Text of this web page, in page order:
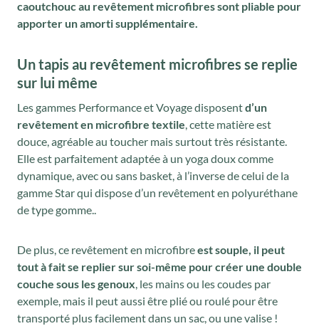
caoutchouc au revêtement microfibres sont pliable pour
apporter un amorti supplémentaire.
Un tapis au revêtement microfibres se replie
sur lui même
Les gammes Performance et Voyage disposentd’un
revêtement en microfibre textile, cette matière est
douce, agréable au toucher mais surtout très résistante.
Elle est parfaitement adaptée à un yoga doux comme
dynamique, avec ou sans basket, à l’inverse de celui de la
gamme Star qui dispose d’un revêtement en polyuréthane
de type gomme..
De plus, ce revêtement en microfibreest souple, il peut
tout à fait se replier sur soi-même pour créer une double
couche sous les genoux, les mains ou les coudes par
exemple, mais il peut aussi être plié ou roulé pour être
transporté plus facilement dans un sac, ou une valise !